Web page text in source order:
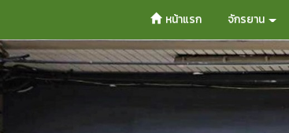
หน้าแรก จักรยาน